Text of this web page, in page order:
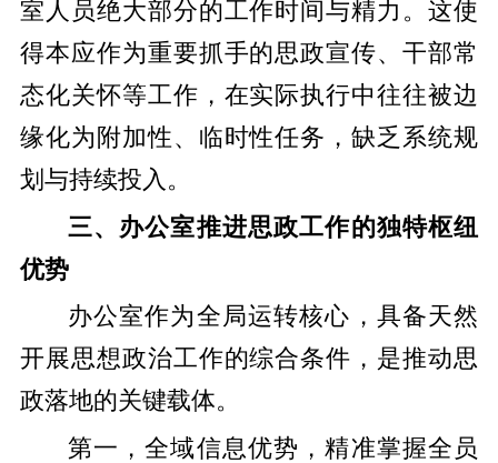
室人员绝大部分的工作时间与精力。这使
得本应作为重要抓手的思政宣传、干部常
态化关怀等工作，在实际执行中往往被边
缘化为附加性、临时性任务，缺乏系统规
划与持续投入。
三、办公室推进思政工作的独特枢纽
优势
办公室作为全局运转核心，具备天然
开展思想政治工作的综合条件，是推动思
政落地的关键载体。
第一，全域信息优势，精准掌握全员